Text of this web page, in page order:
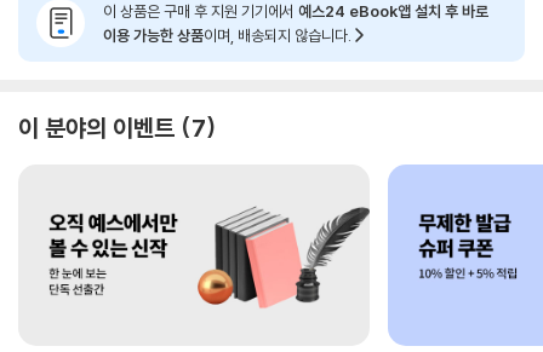
이 상품은 구매 후 지원 기기에서 예스24 eBook앱 설치 후 바로
이용 가능한 상품이며, 배송되지 않습니다.
이 분야의 이벤트 7